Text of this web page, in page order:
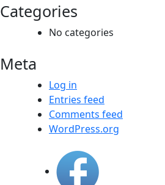
Categories
No categories
Meta
Log in
Entries feed
Comments feed
WordPress.org